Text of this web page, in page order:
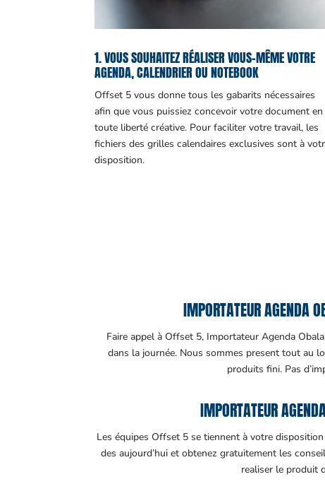
1. VOUS SOUHAITEZ RÉALISER VOUS-MÊME VOTRE
AGENDA, CALENDRIER OU NOTEBOOK
Offset 5 vous donne tous les gabarits nécessaires
afin que vous puissiez concevoir votre document en
toute liberté créative. Pour faciliter votre travail, les
fichiers des grilles calendaires exclusives sont à
disposition.
IMPORTATEUR AGENDA
Faire appel à Offset 5, Importateur Agenda
dans la journée. Nous sommes present tout au
produits fini. Pas
IMPORTATEUR
Les équipes Offset 5 se tiennent à votre
des aujourd’hui et obtenez gratuitement les
realiser le produit